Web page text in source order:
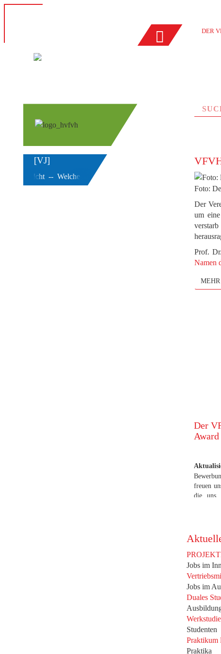
DER
[VJ]
-- Welche Gewerbesachversicherer Makler (nicht)
Foto:
Der
um
Prof.
Namen
Der
freuen
die uns
zeitnah
Februar
(VFVH)
wird der
noch
Jobs im
Jobs im
Duales
Studenten
Praktikum
Praktika